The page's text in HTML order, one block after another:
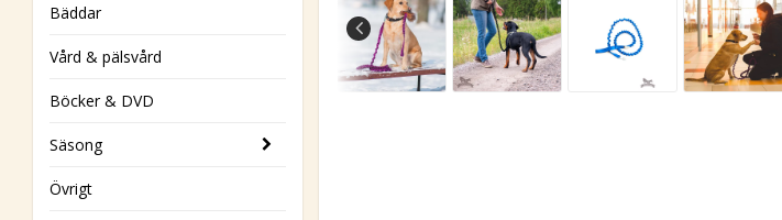
Bäddar
Vård & pälsvård
Böcker & DVD
Säsong
Övrigt